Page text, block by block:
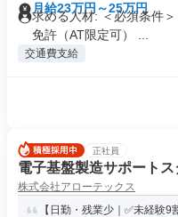
月給23万円～25万円
求める人材: ＜必須条件
免許（AT限定可） ...
交通費支給
正社員
電子基盤製造サポートス
株式会社アローテックス
【日勤・残業少｜✅未経験